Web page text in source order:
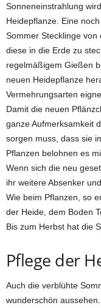
Sonneneinstrahlung
Heidepflanze. Eine
Sommer Stecklinge von
diese in die Erde zu
regelmäßigem Gießen
neuen Heidepflanze
Vermehrungsarten
Damit die neuen
ganze Aufmerksamkeit
sorgen muss, dass sie
Pflanzen belohnen es
Wenn sich die neu
ihr weitere Absenker
Wie beim Pflanzen, so
der Heide, dem Boden
Bis zum Herbst hat die
Pflege der
Auch die verblühte
wunderschön